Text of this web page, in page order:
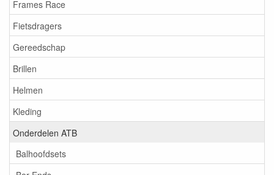
Frames Race
Fietsdragers
Gereedschap
Brillen
Helmen
Kleding
Onderdelen ATB
Balhoofdsets